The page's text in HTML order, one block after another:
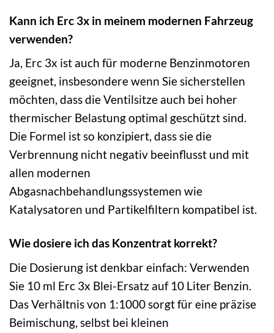
Kann ich Erc 3x in meinem modernen Fahrzeug
verwenden?
Ja, Erc 3x ist auch für moderne Benzinmotoren
geeignet, insbesondere wenn Sie sicherstellen
möchten, dass die Ventilsitze auch bei hoher
thermischer Belastung optimal geschützt sind.
Die Formel ist so konzipiert, dass sie die
Verbrennung nicht negativ beeinflusst und mit
allen modernen
Abgasnachbehandlungssystemen wie
Katalysatoren und Partikelfiltern kompatibel ist.
Wie dosiere ich das Konzentrat korrekt?
Die Dosierung ist denkbar einfach: Verwenden
Sie 10 ml Erc 3x Blei-Ersatz auf 10 Liter Benzin.
Das Verhältnis von 1:1000 sorgt für eine präzise
Beimischung, selbst bei kleinen